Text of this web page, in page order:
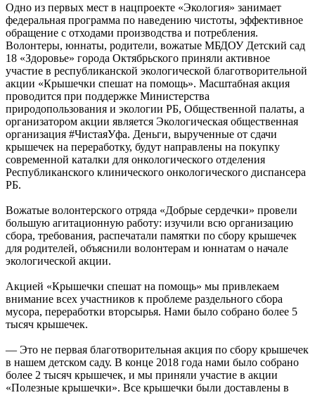
Одно из первых мест в нацпроекте «Экология» занимает
федеральная программа по наведению чистоты, эффективное
обращение с отходами производства и потребления.
Волонтеры, юннаты, родители, вожатые МБДОУ Детский сад
18 «Здоровье» города Октябрьского приняли активное
участие в республиканской экологической благотворительной
акции «Крышечки спешат на помощь». Масштабная акция
проводится при поддержке Министерства
природопользования и экологии РБ, Общественной палаты, а
организатором акции является Экологическая общественная
организация #ЧистаяУфа. Деньги, вырученные от сдачи
крышечек на переработку, будут направлены на покупку
современной каталки для онкологического отделения
Республиканского клинического онкологического диспансера
РБ.
Вожатые волонтерского отряда «Добрые сердечки» провели
большую агитационную работу: изучили всю организацию
сбора, требования, распечатали памятки по сбору крышечек
для родителей, объяснили волонтерам и юннатам о начале
экологической акции.
Акцией «Крышечки спешат на помощь» мы привлекаем
внимание всех участников к проблеме раздельного сбора
мусора, переработки вторсырья. Нами было собрано более 5
тысяч крышечек.
— Это не первая благотворительная акция по сбору крышечек
в нашем детском саду. В конце 2018 года нами было собрано
более 2 тысяч крышечек, и мы приняли участие в акции
«Полезные крышечки». Все крышечки были доставлены в